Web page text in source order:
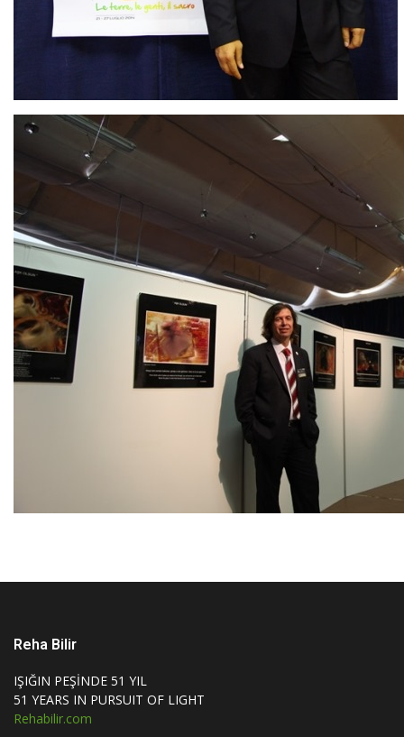
Reha Bilir
IŞIĞIN PEŞİNDE 51 YIL
51 YEARS IN PURSUIT OF LIGHT
Rehabilir.com